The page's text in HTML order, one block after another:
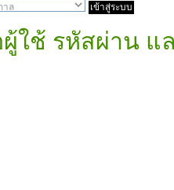
ใช้ รหัสผ่าน แ